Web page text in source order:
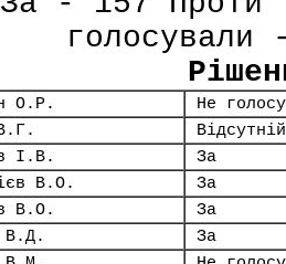
О.Р.
Не
Відсутній
І.В.
За
В.О.
За
В.О.
За
В.Д.
За